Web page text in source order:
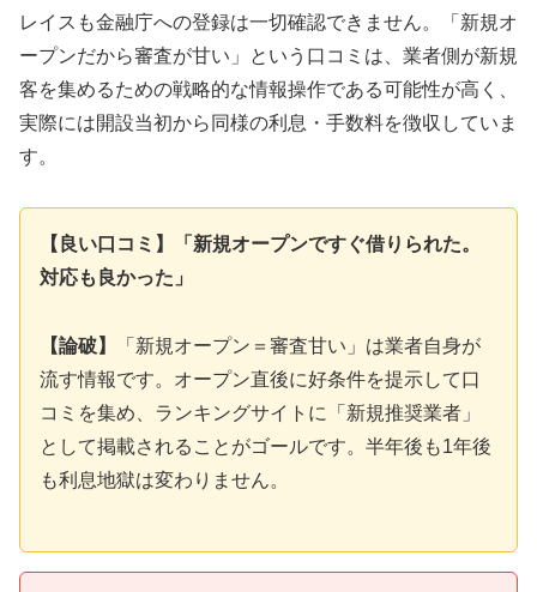
レイスも金融庁への登録は一切確認できません。「新規オ
ープンだから審査が甘い」という口コミは、業者側が新規
客を集めるための戦略的な情報操作である可能性が高く、
実際には開設当初から同様の利息・手数料を徴収していま
す。
【良い口コミ】「新規オープンですぐ借りられた。
対応も良かった」
【論破】
「新規オープン＝審査甘い」は業者自身が
流す情報です。オープン直後に好条件を提示して口
コミを集め、ランキングサイトに「新規推奨業者」
として掲載されることがゴールです。半年後も1年後
も利息地獄は変わりません。